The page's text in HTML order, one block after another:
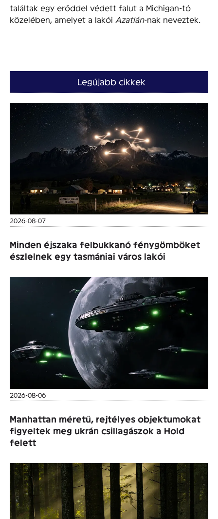
találtak egy erőddel védett falut a Michigan-tó
közelében, amelyet a lakói Azatlán-nak neveztek.
Legújabb cikkek
2026-08-07
Minden éjszaka felbukkanó fénygömböket
észlelnek egy tasmániai város lakói
2026-08-06
Manhattan méretű, rejtélyes objektumokat
figyeltek meg ukrán csillagászok a Hold
felett